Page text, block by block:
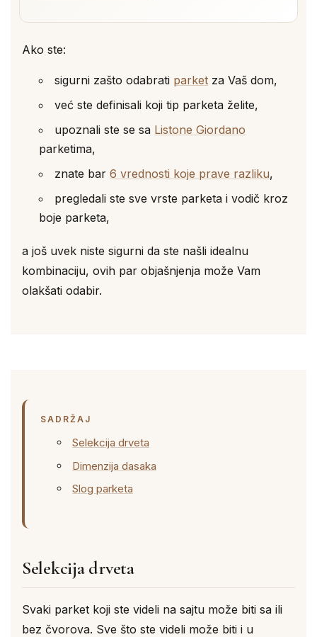
Ako ste:
sigurni zašto odabrati parket za Vaš dom,
već ste definisali koji tip parketa želite,
upoznali ste se sa Listone Giordano
parketima,
znate bar 6 vrednosti koje prave razliku,
pregledali ste sve vrste parketa i vodič kroz
boje parketa,
a još uvek niste sigurni da ste našli idealnu
kombinaciju, ovih par objašnjenja može Vam
olakšati odabir.
SADRŽAJ
Selekcija drveta
Dimenzija dasaka
Slog parketa
Selekcija drveta
Svaki parket koji ste videli na sajtu može biti sa ili
bez čvorova. Sve što ste videli može biti i u